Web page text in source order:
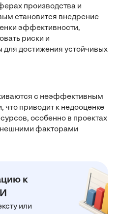
производства и
становится внедрение
эффективности,
риски и
достижения устойчивых
с неэффективным
приводит к недооценке
особенно в проектах
факторами
к
или